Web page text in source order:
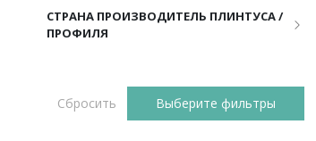
СТРАНА ПРОИЗВОДИТЕЛЬ ПЛИНТУСА /
ПРОФИЛЯ
Сбросить Выберите фильтры